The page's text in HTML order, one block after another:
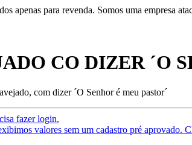
apenas para revenda. Somos uma empresa
CO DIZER ´O
com dizer ´O Senhor é meu pastor´
fazer login.
valores sem um cadastro pré aprovado.